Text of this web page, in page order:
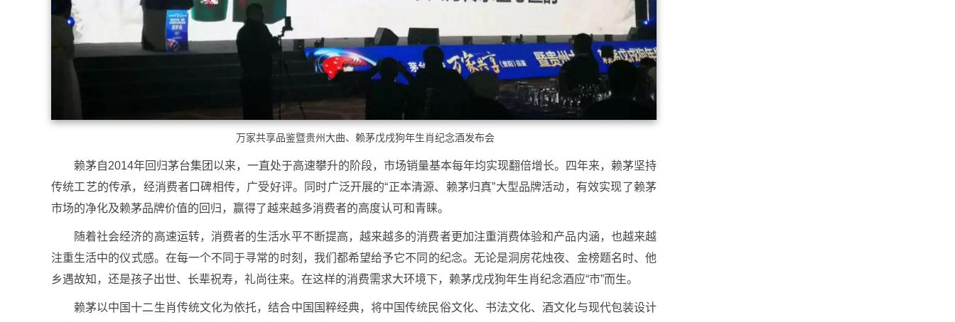
万家共享品鉴暨贵州大曲、赖茅戊戌狗年生肖纪念酒发布会
赖茅自2014年回归茅台集团以来，一直处于高速攀升的阶段，市场销量基本每年均实现翻倍增长。四年来，赖茅坚持
传统工艺的传承，经消费者口碑相传，广受好评。同时广泛开展的“正本清源、赖茅归真”大型品牌活动，有效实现了赖茅
市场的净化及赖茅品牌价值的回归，赢得了越来越多消费者的高度认可和青睐。
随着社会经济的高速运转，消费者的生活水平不断提高，越来越多的消费者更加注重消费体验和产品内涵，也越来越
注重生活中的仪式感。在每一个不同于寻常的时刻，我们都希望给予它不同的纪念。无论是洞房花烛夜、金榜题名时、他
乡遇故知，还是孩子出世、长辈祝寿，礼尚往来。在这样的消费需求大环境下，赖茅戊戌狗年生肖纪念酒应“市”而生。
赖茅以中国十二生肖传统文化为依托，结合中国国粹经典，将中国传统民俗文化、书法文化、酒文化与现代包装设计